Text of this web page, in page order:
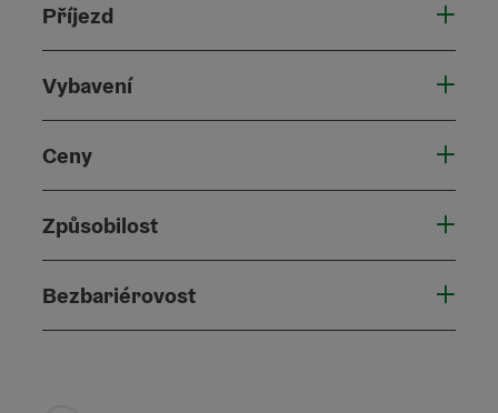
Příjezd
Vybavení
Ceny
Způsobilost
Bezbariérovost